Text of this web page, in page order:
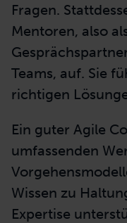
Fragen.
Mentoren, also
Teams, auf. Sie
richtigen
Ein guter Agile
umfassenden
Wissen zu
Expertise